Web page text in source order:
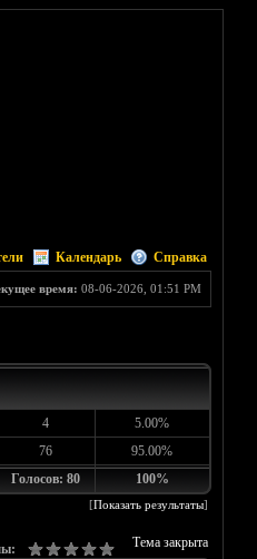
Календарь Справка
время: 08-06-2026, 01:51 PM
4
5.00%
76
95.00%
Голосов: 80 100%
[Показать результаты]
Тема закрыта